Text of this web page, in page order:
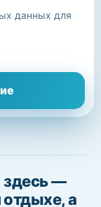
данных для
здесь —
а